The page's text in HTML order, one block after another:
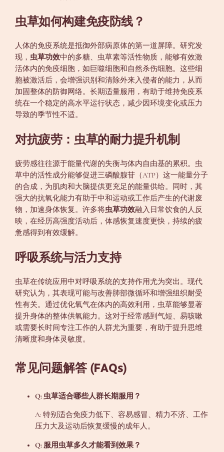
虫草如何构建免疫防线？
人体的免疫系统是抵御外部病原体的第一道屏障。研究发
现， 虫草功效中的多糖、虫草素等活性物质，能够有效激
活体内的免疫细胞，如巨噬细胞和自然杀伤细胞。这些细
胞被激活后，会增强识别和清除外来入侵者的能力，从而
加固整体的防御网络。长期适量服用，有助于维持免疫系
统在一个稳定的高水平运行状态，减少因环境变化或压力
导致的季节性不适。
对抗疲劳：虫草的耐力提升机制
疲劳感往往源于能量代谢的失衡与体内自由基的累积。虫
草中的活性成分能够促进三磷酸腺苷（ATP）这一能量分子
的合成，为肌肉和大脑提供更充足的能量供给。同时，其
强大的抗氧化能力有助于中和运动或工作后产生的代谢废
物，加速身体恢复。许多将虫草功效融入日常饮食的人反
映，在经历高强度活动后，体感恢复速度更快，持续的疲
惫感得到有效缓解。
呼吸系统与活力支持
虫草在传统应用中对呼吸系统的支持作用尤为突出。现代
研究认为，其表现可能与改善肺部微循环和增强组织耐受
性有关。通过优化氧气在体内的高效利用，虫草能够显著
提升身体的整体供氧能力。这对于经常感到气短、易咳嗽
或需要长时间专注工作的人群尤为重要，有助于提升思维
清晰度和身体灵敏度。
常见问题解答 (FAQs)
Q: 虫草适合哪些人群长期服用？
A: 特别适合免疫力低下、容易感冒、精力不济、工作
压力大及运动后恢复缓慢的成年人。
Q: 服用虫草多久才能看到效果？